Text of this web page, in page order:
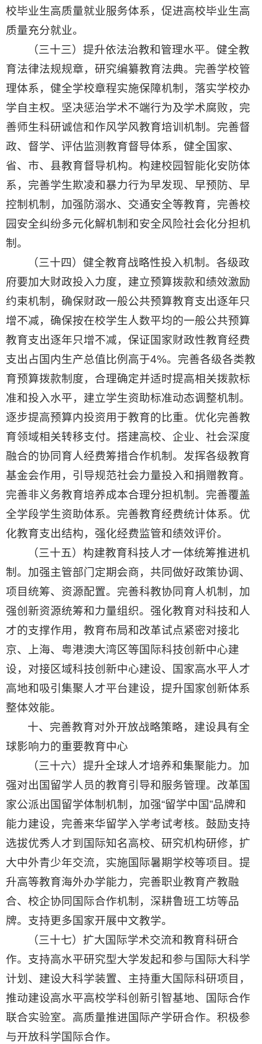
校毕业生高质量就业服务体系，促进高校毕业生高
质量充分就业。
（三十三）提升依法治教和管理水平。健全教
育法律法规规章，研究编纂教育法典。完善学校管
理体系，健全学校章程实施保障机制，落实学校办
学自主权。坚决惩治学术不端行为及学术腐败，完
善师生科研诚信和作风学风教育培训机制。完善督
政、督学、评估监测教育督导体系，健全国家、
省、市、县教育督导机构。构建校园智能化安防体
系，完善学生欺凌和暴力行为早发现、早预防、早
控制机制，加强防溺水、交通安全等教育，完善校
园安全纠纷多元化解机制和安全风险社会化分担机
制。
（三十四）健全教育战略性投入机制。各级政
府要加大财政投入力度，建立预算拨款和绩效激励
约束机制，确保财政一般公共预算教育支出逐年只
增不减，确保按在校学生人数平均的一般公共预算
教育支出逐年只增不减，保证国家财政性教育经费
支出占国内生产总值比例高于4%。完善各级各类教
育预算拨款制度，合理确定并适时提高相关拨款标
准和投入水平，建立学生资助标准动态调整机制。
逐步提高预算内投资用于教育的比重。优化完善教
育领域相关转移支付。搭建高校、企业、社会深度
融合的协同育人经费筹措合作机制。发挥各级教育
基金会作用，引导规范社会力量投入和捐赠教育。
完善非义务教育培养成本合理分担机制。完善覆盖
全学段学生资助体系。完善教育经费统计体系。优
化教育支出结构，强化经费监管和绩效评价。
（三十五）构建教育科技人才一体统筹推进机
制。加强主管部门定期会商，共同做好政策协调、
项目统筹、资源配置。完善科教协同育人机制，加
强创新资源统筹和力量组织。强化教育对科技和人
才的支撑作用，教育布局和改革试点紧密对接北
京、上海、粤港澳大湾区等国际科技创新中心建
设，对接区域科技创新中心建设、国家高水平人才
高地和吸引集聚人才平台建设，提升国家创新体系
整体效能。
十、完善教育对外开放战略策略，建设具有全
球影响力的重要教育中心
（三十六）提升全球人才培养和集聚能力。加
强对出国留学人员的教育引导和服务管理。改革国
家公派出国留学体制机制，加强“留学中国”品牌和
能力建设，完善来华留学入学考试考核。鼓励支持
选拔优秀人才到国际知名高校、研究机构研修，扩
大中外青少年交流，实施国际暑期学校等项目。提
升高等教育海外办学能力，完善职业教育产教融
合、校企协同国际合作机制，深耕鲁班工坊等品
牌。支持更多国家开展中文教学。
（三十七）扩大国际学术交流和教育科研合
作。支持高水平研究型大学发起和参与国际大科学
计划、建设大科学装置、主持重大国际科研项目，
推动建设高水平高校学科创新引智基地、国际合作
联合实验室。高质量推进国际产学研合作。积极参
与开放科学国际合作。